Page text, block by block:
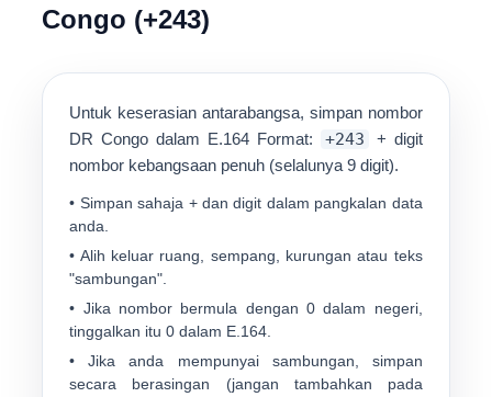
Congo (+243)
Untuk keserasian antarabangsa, simpan nombor
DR Congo dalam E.164 Format: +243
+ digit
nombor kebangsaan penuh (selalunya9 digit).
• Simpan sahaja +dan digit dalam pangkalan data
anda.
• Alih keluar ruang, sempang, kurungan atau teks
"sambungan".
• Jika nombor bermula dengan 0dalam negeri,
tinggalkan itu0 dalam E.164.
• Jika anda mempunyai sambungan, simpan
secara berasingan (jangan tambahkan pada